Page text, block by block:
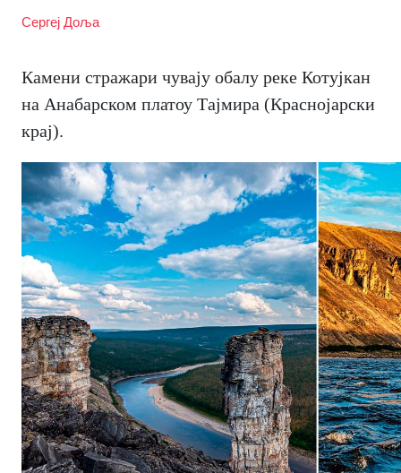
Сергеј Доља
Камени стражари чувају обалу реке Котујкан
на Анабарском платоу Тајмира (Краснојарски
крај).